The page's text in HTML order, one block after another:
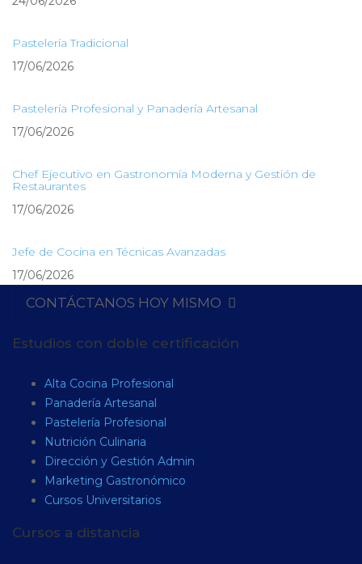
Pastelería Tradicional
17/06/2026
Pastelería Profesional y Panadería Artesanal
17/06/2026
Chef Ejecutivo en Gastronomía Moderna y Gestión de
Restaurantes
17/06/2026
Jefe de Cocina en Técnicas Avanzadas
17/06/2026
CONTÁCTANOS HOY MISMO
Estudios con doble certificación
Alta Cocina Profesional
Panadería Artesanal
Pastelería Profesional
Nutrición Culinaria
Dirección y Gestión Admin
Marketing Gastronómico
Cursos Universitarios
Cursos a distancia